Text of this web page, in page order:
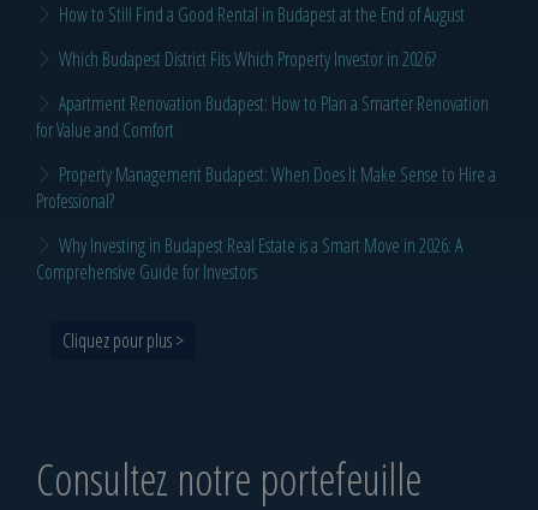
How to Still Find a Good Rental in Budapest at the End of August
Which Budapest District Fits Which Property Investor in 2026?
Apartment Renovation Budapest: How to Plan a Smarter Renovation
for Value and Comfort
Property Management Budapest: When Does It Make Sense to Hire a
Professional?
Why Investing in Budapest Real Estate is a Smart Move in 2026: A
Comprehensive Guide for Investors
Cliquez pour plus >
Consultez notre portefeuille